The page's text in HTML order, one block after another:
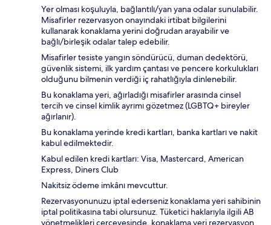
Yer olması koşuluyla, bağlantılı/yan yana odalar sunulabilir.
Misafirler rezervasyon onayındaki irtibat bilgilerini
kullanarak konaklama yerini doğrudan arayabilir ve
bağlı/birleşik odalar talep edebilir.
Misafirler tesiste yangın söndürücü, duman dedektörü,
güvenlik sistemi, ilk yardım çantası ve pencere korkulukları
olduğunu bilmenin verdiği iç rahatlığıyla dinlenebilir.
Bu konaklama yeri, ağırladığı misafirler arasında cinsel
tercih ve cinsel kimlik ayrımı gözetmez (LGBTQ+ bireyler
ağırlanır).
Bu konaklama yerinde kredi kartları, banka kartları ve nakit
kabul edilmektedir.
Kabul edilen kredi kartları: Visa, Mastercard, American
Express, Diners Club
Nakitsiz ödeme imkânı mevcuttur.
Rezervasyonunuzu iptal ederseniz konaklama yeri sahibinin
iptal politikasına tabi olursunuz. Tüketici haklarıyla ilgili AB
yönetmelikleri çerçevesinde, konaklama yeri rezervasyon